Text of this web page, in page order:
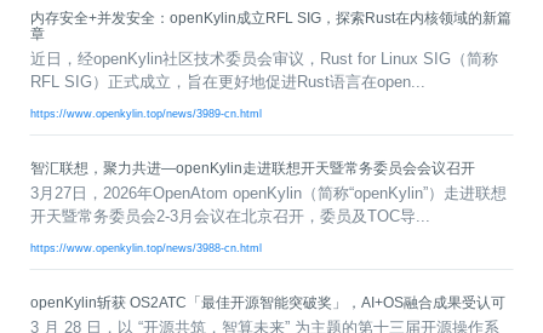
o
e
n
K
y
i
n
3
.
0
A
案
集
际
名
行
守
品
区
流
区
会
员
校
专
区
用
组
L
签
署
社
区
实
习
翻
译
历
沙
开
发
者
赛
/
活
动
本
究
大
麒
麟
杯
大
赛
文
档
征
行
业
大
开
发
者
大
往
届
大
才
证
规
件
编
译
平
台
行
构
建
平
>
代
资
代
码
管
台
容
配
常
见
问
题
协
议
与
明
软
件
上
协
贡
内存安全+并发安全：openKylin成立RFL SIG，探索Rust在内核领域的新篇
章
近日，经openKylin社区技术委员会审议，Rust for Linux SIG（简称
RFL SIG）正式成立，旨在更好地促进Rust语言在open...
https://www.openkylin.top/news/3989-cn.html
智汇联想，聚力共进—openKylin走进联想开天暨常务委员会会议召开
3月27日，2026年OpenAtom openKylin（简称“openKylin”）走进联想
开天暨常务委员会2-3月会议在北京召开，委员及TOC导...
https://www.openkylin.top/news/3988-cn.html
openKylin斩获 OS2ATC「最佳开源智能突破奖」，AI+OS融合成果受认可
3 月 28 日，以 “开源共筑，智算未来” 为主题的第十三届开源操作系